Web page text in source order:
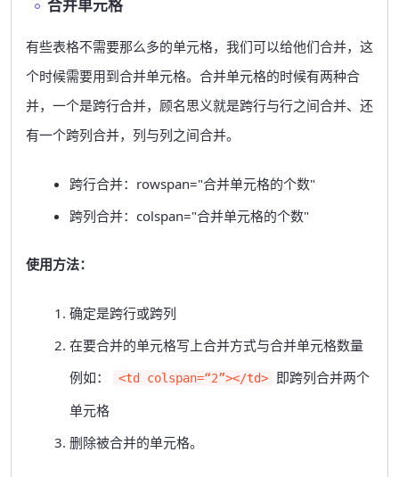
合并单元格
有些表格不需要那么多的单元格，我们可以给他们合并，这
个时候需要用到合并单元格。合并单元格的时候有两种合
并，一个是跨行合并，顾名思义就是跨行与行之间合并、还
有一个跨列合并，列与列之间合并。
跨行合并：rowspan="合并单元格的个数"
跨列合并：colspan="合并单元格的个数"
使用方法：
确定是跨行或跨列
在要合并的单元格写上合并方式与合并单元格数量
例如：
<td colspan=“2”></td>
即跨列合并两个
单元格
删除被合并的单元格。